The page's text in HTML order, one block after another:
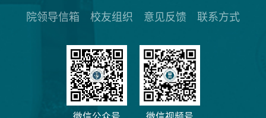
院领导信箱 校友组织 意见反馈 联系方式